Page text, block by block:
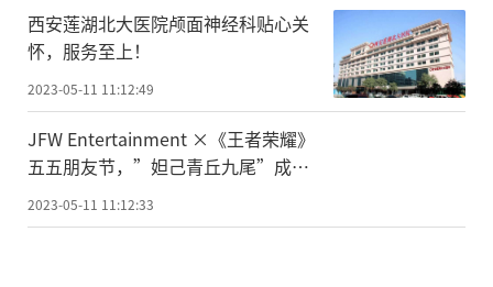
西安莲湖北大医院颅面神经科贴心关
怀，服务至上！
2023-05-11 11:12:49
JFW Entertainment ×《王者荣耀》
五五朋友节，”妲己青丘九尾”成新
2023-05-11 11:12:33